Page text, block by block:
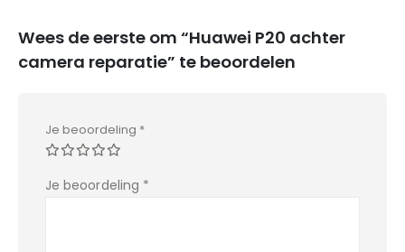
Wees de eerste om “Huawei P20 achter
camera reparatie” te beoordelen
Je beoordeling *
Je beoordeling *